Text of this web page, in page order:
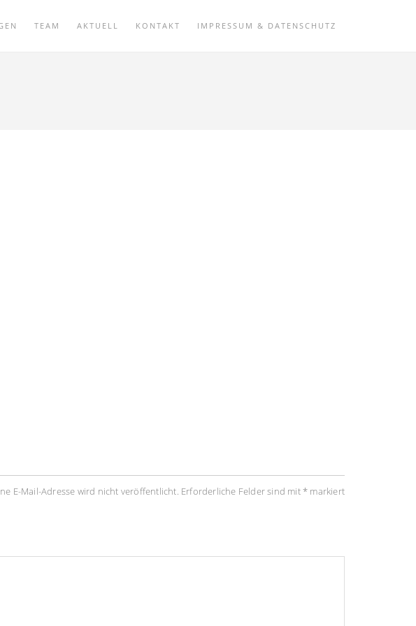
TEAM AKTUELL KONTAKT IMPRESSUM & DATENSCHUTZ
E-Mail-Adresse wird nicht veröffentlicht. Erforderliche Felder sind mit* markiert